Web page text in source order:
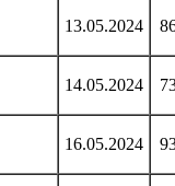
13.05.2024
14.05.2024
16.05.2024